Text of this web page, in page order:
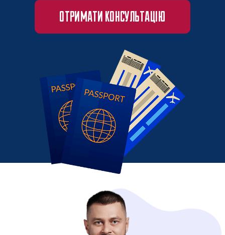
ОТРИМАТИ КОНСУЛЬТАЦІЮ